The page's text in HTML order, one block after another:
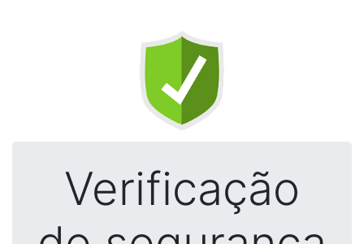
Verificação